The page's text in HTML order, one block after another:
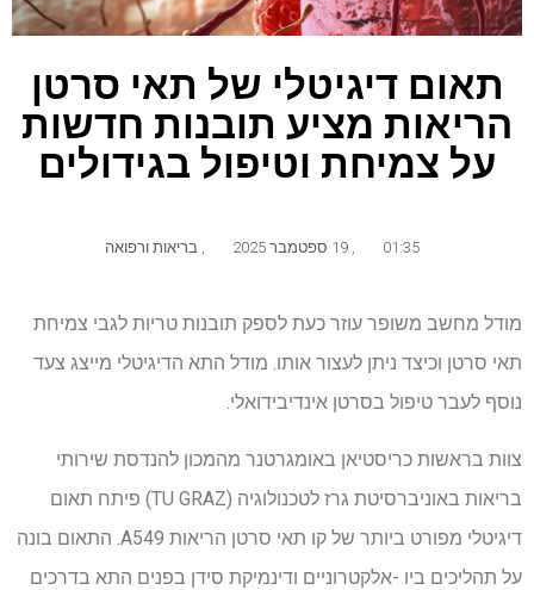
תאום דיגיטלי של תאי סרטן
הריאות מציע תובנות חדשות
על צמיחת וטיפול בגידולים
01:35 בריאות ורפואה
מודל מחשב משופר עוזר כעת לספק תובנות טריות לגבי צמיחת
תאי סרטן וכיצד ניתן לעצור אותו. מודל התא הדיגיטלי מייצג צעד
נוסף לעבר טיפול בסרטן אינדיבידואלי.
צוות בראשות כריסטיאן באומגרטנר מהמכון להנדסת שירותי
בריאות באוניברסיטת גרז לטכנולוגיה (TU GRAZ) פיתח תאום
דיגיטלי מפורט ביותר של קו תאי סרטן הריאות A549. התאום בונה
על תהליכים ביו -אלקטרוניים ודינמיקת סידן בפנים התא בדרכים